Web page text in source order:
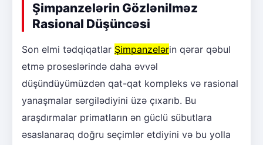
Şimpanzelərin Gözlənilməz
Rasional Düşüncəsi
Son elmi tədqiqatlar Şimpanzelərin qərar qəbul
etmə proseslərində daha əvvəl
düşündüyümüzdən qat-qat kompleks və rasional
yanaşmalar sərgilədiyini üzə çıxarıb. Bu
araşdırmalar primatların ən güclü sübutlara
əsaslanaraq doğru seçimlər etdiyini və bu yolla